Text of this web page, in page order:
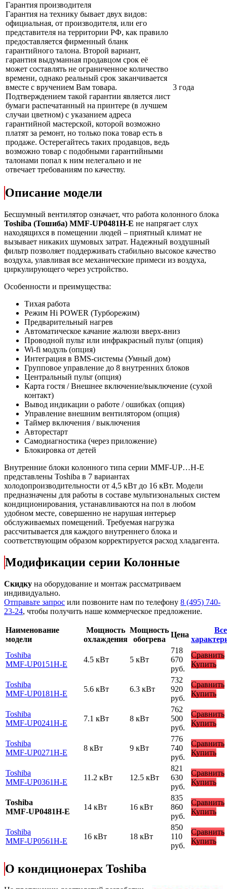
Гарантия производителя
Гарантия на технику бывает двух видов:
официальная, от производителя, или его
представителя на территории РФ, как правило
предоставляется фирменный бланк
гарантийного талона. Второй вариант,
гарантия выдуманная продавцом срок её
может составлять не ограниченное количество
времени, однако реальный срок заканчивается
вместе с вручением Вам товара.
Подтверждением такой гарантии является лист
бумаги распечатанный на принтере (в лучшем
случаи цветном) с указанием адреса
гарантийной мастерской, которой возможно
платят за ремонт, но только пока товар есть в
продаже. Остерегайтесь таких продавцов, ведь
возможно товар с подобными гарантийными
талонами попал к ним нелегально и не
отвечает требованиям по качеству.
3 года
Описание модели
Бесшумный вентилятор означает, что работа колонного блока
Toshiba (Тошиба) MMF-UP0481H-E не напрягает слух
находящихся в помещении людей – приятный климат не
вызывает никаких шумовых затрат. Надежный воздушный
фильтр позволяет поддерживать стабильно высокое качество
воздуха, улавливая все механические примеси из воздуха,
циркулирующего через устройство.
Особенности и преимущества:
Тихая работа
Режим Hi POWER (Турборежим)
Предварительный нагрев
Автоматическое качание жалюзи вверх-вниз
Проводной пульт или инфракрасный пульт (опция)
Wi-fi модуль (опция)
Интеграция в BMS-системы (Умный дом)
Групповое управление до 8 внутренних блоков
Центральный пульт (опция)
Карта гостя / Внешнее включение/выключение (сухой
контакт)
Вывод индикации о работе / ошибках (опция)
Управление внешним вентилятором (опция)
Таймер включения / выключения
Авторестарт
Самодиагностика (через приложение)
Блокировка от детей
Внутренние блоки колонного типа серии MMF-UP…H-E
представлены Toshiba в 7 вариантах
холодопроизводительности от 4,5 кВт до 16 кВт. Модели
предназначены для работы в составе мультизональных систем
кондиционирования, устанавливаются на пол в любом
удобном месте, совершенно не нарушая интерьер
обслуживаемых помещений. Требуемая нагрузка
рассчитывается для каждого внутреннего блока и
соответствующим образом корректируется расход хладагента.
Модификации серии Колонные
Скидку на оборудование и монтаж рассматриваем
индивидуально.
Отправьте запрос или позвоните нам по телефону 8 (495) 740-
23-24, чтобы получить наше коммерческое предложение.
Наименование
модели
Мощность
охлаждения
Мощность
обогрева
Цена
Все
Toshiba
MMF-UP0151H-E
4.5 кВт 5 кВт
718
670
руб.
Сравнить
Купить
Toshiba
MMF-UP0181H-E
5.6 кВт 6.3 кВт
732
920
руб.
Сравнить
Купить
Toshiba
MMF-UP0241H-E
7.1 кВт 8 кВт
762
500
руб.
Сравнить
Купить
Toshiba
MMF-UP0271H-E
8 кВт 9 кВт
776
740
руб.
Сравнить
Купить
Toshiba
MMF-UP0361H-E
11.2 кВт 12.5 кВт
821
630
руб.
Сравнить
Купить
Toshiba
MMF-UP0481H-E
14 кВт 16 кВт
835
860
руб.
Сравнить
Купить
Toshiba
MMF-UP0561H-E
16 кВт 18 кВт
850
110
руб.
Сравнить
Купить
О кондиционерах Toshiba